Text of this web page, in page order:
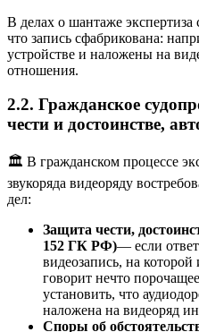
В делах о шантаже
что запись сфабрикована:
устройстве и наложены на
отношения.
2.2. Гражданское
чести и достоинстве,
🏛️ В гражданском процессе
звукоряда видеоряду
дел:
Защита чести,
152 ГК РФ)— если
видеозапись, на
говорит нечто
установить, что
наложена на видеоряд
Споры об